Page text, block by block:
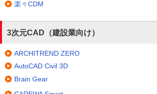
楽々CDM
3次元CAD（建設業向け）
ARCHITREND ZERO
AutoCAD Civil 3D
Brain Gear